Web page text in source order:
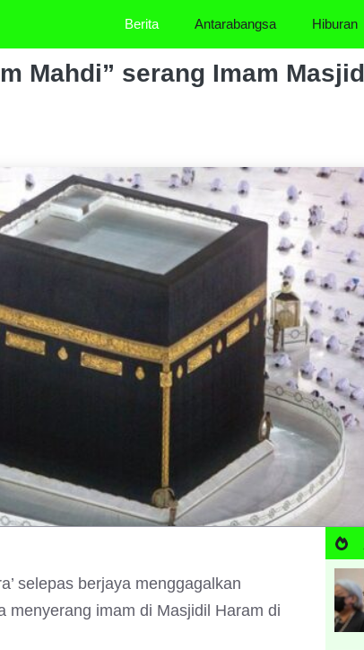
Berita Antarabangsa Hiburan
Mahdi” serang Imam
selepas berjaya menggagalkan
menyerang imam di Masjidil Haram di